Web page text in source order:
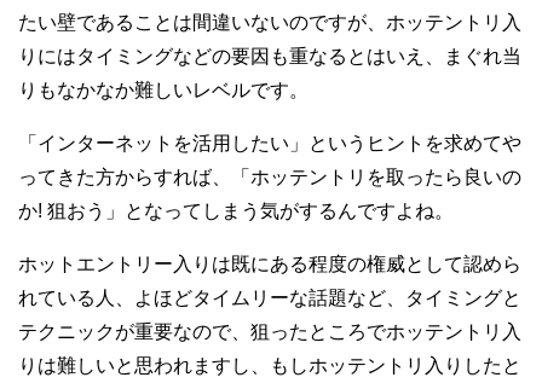
たい壁であることは間違いないのですが、ホッテントリ入
りにはタイミングなどの要因も重なるとはいえ、まぐれ当
りもなかなか難しいレベルです。
「インターネットを活用したい」というヒントを求めてや
ってきた方からすれば、「ホッテントリを取ったら良いの
か! 狙おう」となってしまう気がするんですよね。
ホットエントリー入りは既にある程度の権威として認めら
れている人、よほどタイムリーな話題など、タイミングと
テクニックが重要なので、狙ったところでホッテントリ入
りは難しいと思われますし、もしホッテントリ入りしたと